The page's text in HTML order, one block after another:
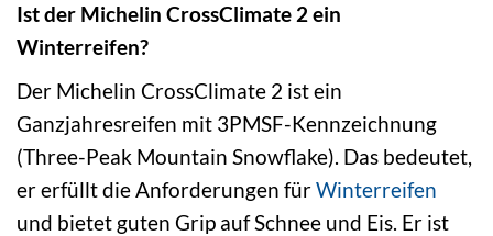
Ist der Michelin CrossClimate 2 ein
Winterreifen?
Der Michelin CrossClimate 2 ist ein
Ganzjahresreifen mit 3PMSF-Kennzeichnung
(Three-Peak Mountain Snowflake). Das bedeutet,
er erfüllt die Anforderungen fürWinterreifen
und bietet guten Grip auf Schnee und Eis. Er ist